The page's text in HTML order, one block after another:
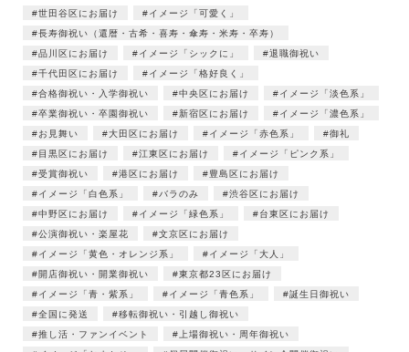
世田谷区にお届け
イメージ「可愛く」
長寿御祝い（還暦・古希・喜寿・傘寿・米寿・卒寿）
品川区にお届け
イメージ「シックに」
退職御祝い
千代田区にお届け
イメージ「格好良く」
合格御祝い・入学御祝い
中央区にお届け
イメージ「淡色系」
卒業御祝い・卒園御祝い
新宿区にお届け
イメージ「濃色系」
お見舞い
大田区にお届け イメージ「赤色系」
御礼
目黒区にお届け
江東区にお届け
イメージ「ピンク系」
受賞御祝い
港区にお届け
豊島区にお届け
イメージ「白色系」
バラのみ
渋谷区にお届け
中野区にお届け
イメージ「緑色系」
台東区にお届け
公演御祝い・楽屋花
文京区にお届け
イメージ「黄色・オレンジ系」
イメージ「大人」
開店御祝い・開業御祝い
東京都23区にお届け
イメージ「青・紫系」
イメージ「青色系」
誕生日御祝い
全国に発送
移転御祝い・引越し御祝い
推し活・ファンイベント
上場御祝い・周年御祝い